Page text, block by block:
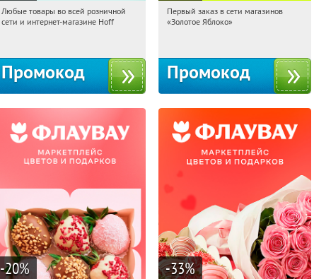
06:27:34 Получили:
Любые товары во всей розничной
сети и интернет-магазине Hoff
Промокод
06:27:34
Получи первым!
Первый заказ в сети магазинов
«Золотое Яблоко»
Промокод
-20% -33%